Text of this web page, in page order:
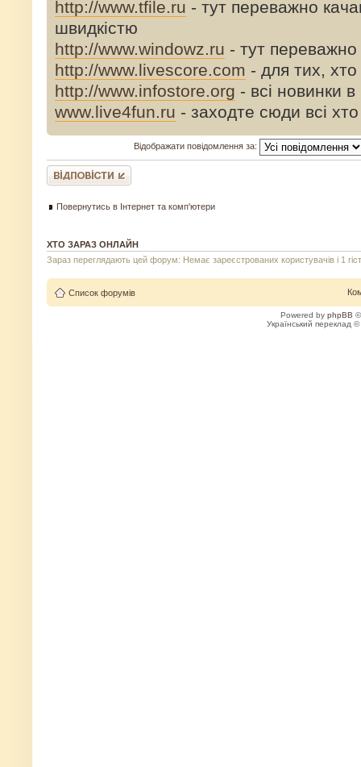
http://www.tfile.ru - тут переважно
швидкістю
http://www.windowz.ru - тут
http://www.livescore.com - для тих,
http://www.infostore.org - всі новинки в
www.live4fun.ru - заходте сюди всі
Відображати повідомлення за:
Відповісти
Повернутись в Інтернет та комп'ютери
ХТО ЗАРАЗ ОНЛАЙН
Зараз переглядають цей форум: Немає зареєстрованих користувачів і 1
Список форумів
Powered by phpBB
Український переклад